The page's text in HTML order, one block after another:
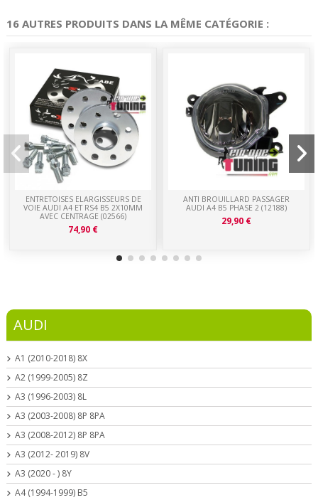
16 AUTRES PRODUITS DANS LA MÊME CATÉGORIE :
ENTRETOISES ELARGISSEURS DE
VOIE AUDI A4 ET RS4 B5 2X10MM
AVEC CENTRAGE (02566)
74,90 €
ANTI BROUILLARD PASSAGER
AUDI A4 B5 PHASE 2 (12188)
29,90 €
AUDI
A1 (2010-2018) 8X
A2 (1999-2005) 8Z
A3 (1996-2003) 8L
A3 (2003-2008) 8P 8PA
A3 (2008-2012) 8P 8PA
A3 (2012- 2019) 8V
A3 (2020 - ) 8Y
A4 (1994-1999) B5